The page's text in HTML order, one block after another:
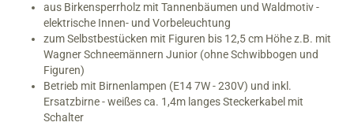
aus Birkensperrholz mit Tannenbäumen und Waldmotiv -
elektrische Innen- und Vorbeleuchtung
zum Selbstbestücken mit Figuren bis 12,5 cm Höhe z.B. mit
Wagner Schneemännern Junior (ohne Schwibbogen und
Figuren)
Betrieb mit Birnenlampen (E14 7W - 230V) und inkl.
Ersatzbirne - weißes ca. 1,4m langes Steckerkabel mit
Schalter